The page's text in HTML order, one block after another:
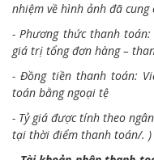
nhiệm về hình ảnh đã cung
- Phương thức thanh
giá trị tổng đơn hàng –
- Đồng tiền thanh toán:
toán bằng ngoại tệ
- Tỷ giá được tính theo
tại thời điểm thanh toán/. )